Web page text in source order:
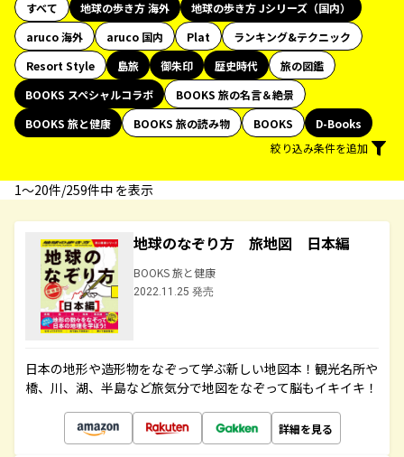
すべて 地球の歩き方 海外
地球の歩き方 Jシリーズ（国内）
aruco 海外
aruco 国内 Plat
ランキング&テクニック
Resort Style
島旅 御朱印 歴史時代
旅の図鑑
BOOKS スペシャルコラボ
BOOKS 旅の名言＆絶景
BOOKS 旅と健康
BOOKS 旅の読み物 BOOKS
D-Books
絞り込み条件を追加
1〜20件/259件中 を表示
地球のなぞり方 旅地図 日本編
BOOKS 旅と健康
2022.11.25 発売
日本の地形や造形物をなぞって学ぶ新しい地図本！観光名所や
橋、川、湖、半島など旅気分で地図をなぞって脳もイキイキ！
詳細を見る